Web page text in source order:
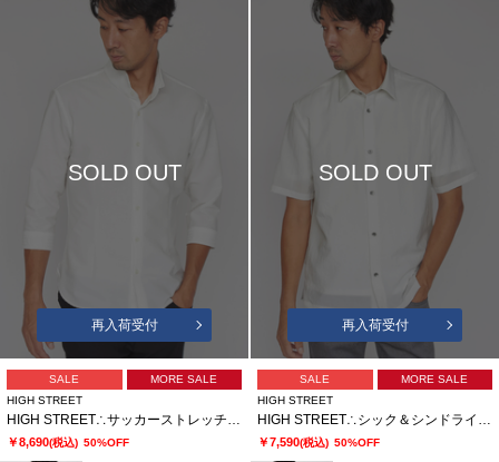
SOLD OUT
再入荷受付
SALE
MORE SALE
HIGH STREET
HIGH STREET∴サッカーストレッチショートウィング7分袖シャツ
￥8,690(税込) 50%OFF
SOLD OUT
再入荷受付
SALE
MORE SALE
HIGH STREET
HIGH STREET∴シック＆シンドライストレッチ半袖シャツ
￥7,590(税込) 50%OFF